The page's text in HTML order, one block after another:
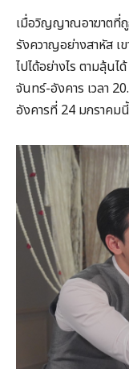
เมื่อวิญญาณอาฆาตที่
รังควาญอย่างสาหัส เ
ไปได้อย่างไร ตามลุ้น
จันทร์-อังคาร เวลา
อังคารที่ 24 มกราคม